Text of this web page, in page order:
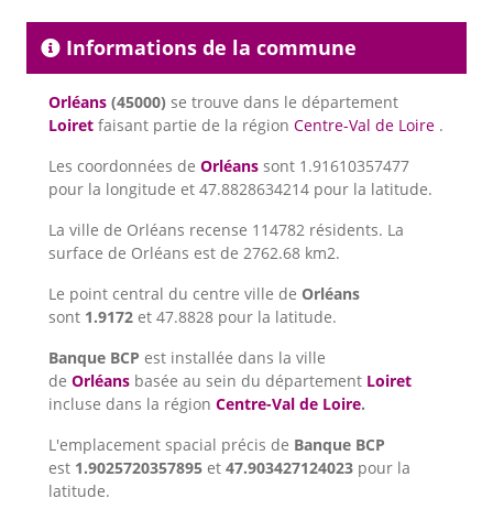
Informations de la commune
Orléans (45000) se trouve dans le département
Loiret faisant partie de la région Centre-Val de Loire .
Les coordonnées de Orléans sont 1.91610357477
pour la longitude et 47.8828634214 pour la latitude.
La ville de Orléans recense 114782 résidents. La
surface de Orléans est de 2762.68 km2.
Le point central du centre ville de Orléans
sont 1.9172 et 47.8828 pour la latitude.
Banque BCP est installée dans la ville
de Orléans basée au sein du département Loiret
incluse dans la région Centre-Val de Loire.
L'emplacement spacial précis de Banque BCP
est 1.9025720357895 et 47.903427124023 pour la
latitude.